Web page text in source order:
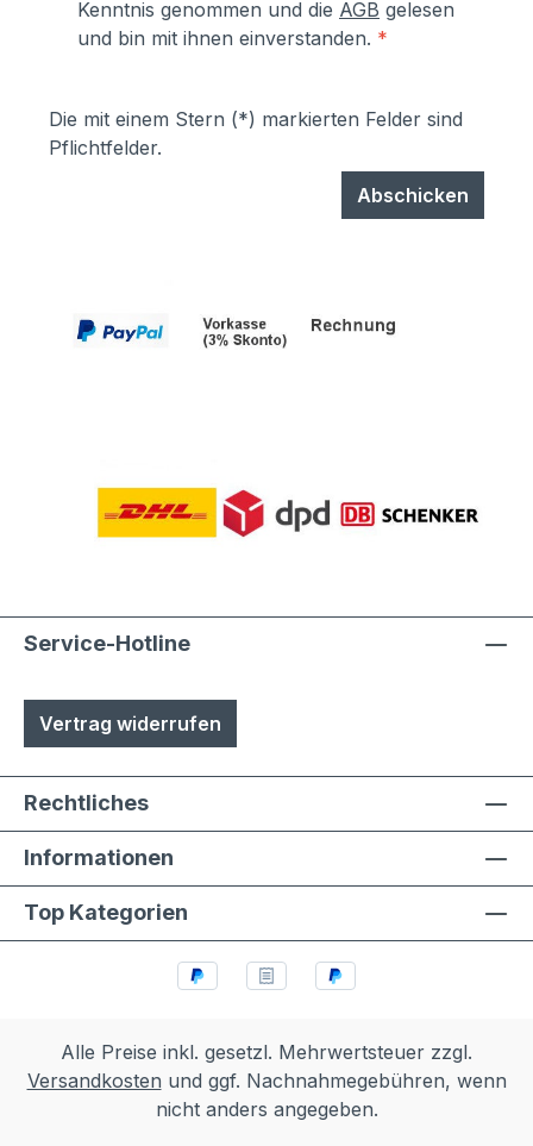
Kenntnis genommen und die AGB gelesen
und bin mit ihnen einverstanden. *
Die mit einem Stern (*) markierten Felder sind
Pflichtfelder.
Abschicken
Service-Hotline
Vertrag widerrufen
Rechtliches
Informationen
Top Kategorien
Alle Preise inkl. gesetzl. Mehrwertsteuer zzgl.
Versandkosten und ggf. Nachnahmegebühren, wenn
nicht anders angegeben.